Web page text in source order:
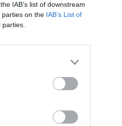
IAB’s list of downstream
parties on the IAB’s List of